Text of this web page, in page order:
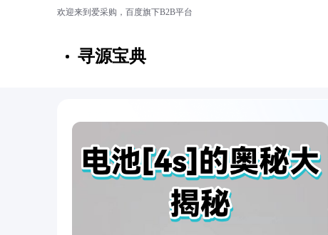
欢迎来到爱采购，百度旗下B2B平台
寻源宝典